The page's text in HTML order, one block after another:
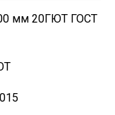
мм 20ГЮТ ГОСТ